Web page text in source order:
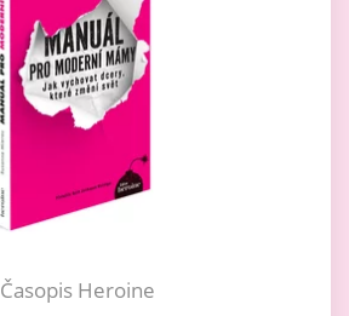
Časopis Heroine